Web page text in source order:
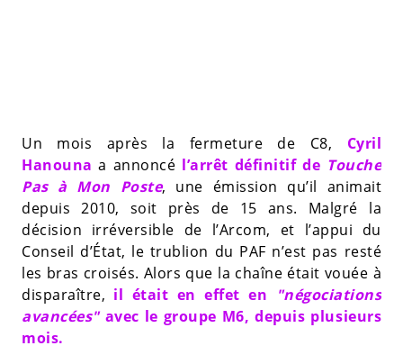
Un mois après la fermeture de C8, Cyril
Hanouna a annoncé l’arrêt définitif de Touche
Pas à Mon Poste, une émission qu’il animait
depuis 2010, soit près de 15 ans. Malgré la
décision irréversible de l’Arcom, et l’appui du
Conseil d’État, le trublion du PAF n’est pas resté
les bras croisés. Alors que la chaîne était vouée à
disparaître, il était en effet en
"négociations
avancées"avec le groupe M6, depuis plusieurs
mois.